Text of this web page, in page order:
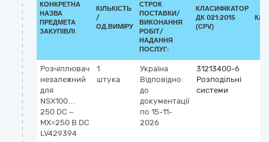
КОНКРЕТНА
НАЗВА
ПРЕДМЕТА
ЗАКУПІВЛІ
КІЛЬКІСТЬ
/
ОД.ВИМІРУ
СТРОК
ПОСТАВКИ/
ВИКОНАННЯ
РОБІТ/
НАДАННЯ
ПОСЛУГ:
КЛАСИФІКАТОР
ДК 021:2015
(CPV)
Розчіплювач
незалежний
для
NSX100…
250 DC –
MX=250 В DC
LV429394
1
штука
Україна
Відповідно
до
документації
по 15-11-
2026
31213400-6
Розподільні
системи